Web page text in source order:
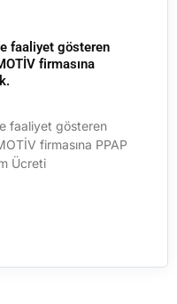
faaliyet gösteren
firmasına
faaliyet gösteren
firmasına PPAP
Ücreti